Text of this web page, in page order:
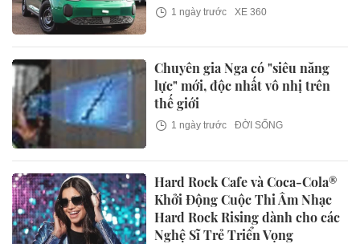
1 ngày trước XE 360
Chuyên gia Nga có "siêu năng
lực" mới, độc nhất vô nhị trên
thế giới
1 ngày trước ĐỜI SỐNG
Hard Rock Cafe và Coca-Cola®
Khởi Động Cuộc Thi Âm Nhạc
Hard Rock Rising dành cho các
Nghệ Sĩ Trẻ Triển Vọng